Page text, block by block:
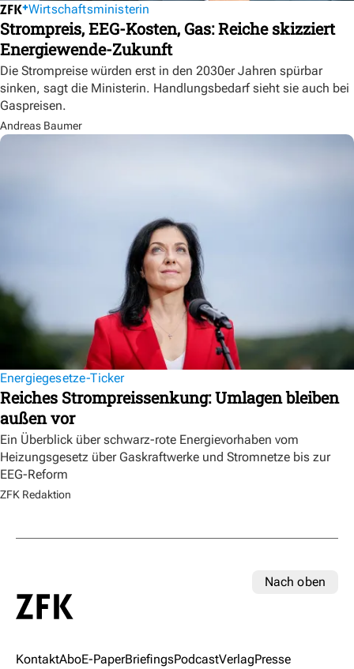
Wirtschaftsministerin
Strompreis, EEG-Kosten, Gas: Reiche skizziert
Energiewende-Zukunft
Die Strompreise würden erst in den 2030er Jahren spürbar
sinken, sagt die Ministerin. Handlungsbedarf sieht sie auch bei
Gaspreisen.
Andreas Baumer
Energiegesetze-Ticker
Reiches Strompreissenkung: Umlagen bleiben
außen vor
Ein Überblick über schwarz-rote Energievorhaben vom
Heizungsgesetz über Gaskraftwerke und Stromnetze bis zur
EEG-Reform
ZFK Redaktion
Nach oben
KontaktAboE-PaperBriefingsPodcastVerlagPresse